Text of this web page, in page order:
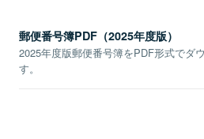
郵便番号簿PDF（2025年度版）
2025年度版郵便番号簿をPDF形式でダ
す。